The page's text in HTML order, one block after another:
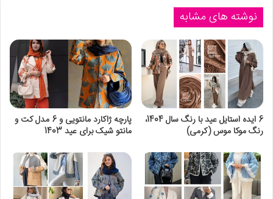
نوشته های مشابه
6 ایده استایل عید با رنگ سال 1404،
رنگ موکا موس (کرمی)
پارچه ژاکارد مانتویی و 6 مدل کت و
مانتو شیک برای عید 1403